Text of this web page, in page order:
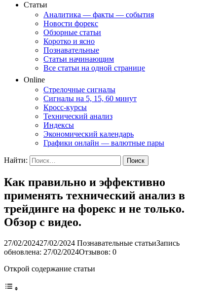
Статьи
Аналитика — факты — события
Новости форекс
Обзорные статьи
Коротко и ясно
Познавательные
Статьи начинающим
Все статьи на одной странице
Online
Стрелочные сигналы
Сигналы на 5, 15, 60 минут
Кросс-курсы
Технический анализ
Индексы
Экономический календарь
Графики онлайн — валютные пары
Найти:
Как правильно и эффективно
применять технический анализ в
трейдинге на форекс и не только.
Обзор с видео.
27/02/202427/02/2024 Познавательные статьиЗапись
обновлена: 27/02/2024Отзывов: 0
Открой содержание статьи